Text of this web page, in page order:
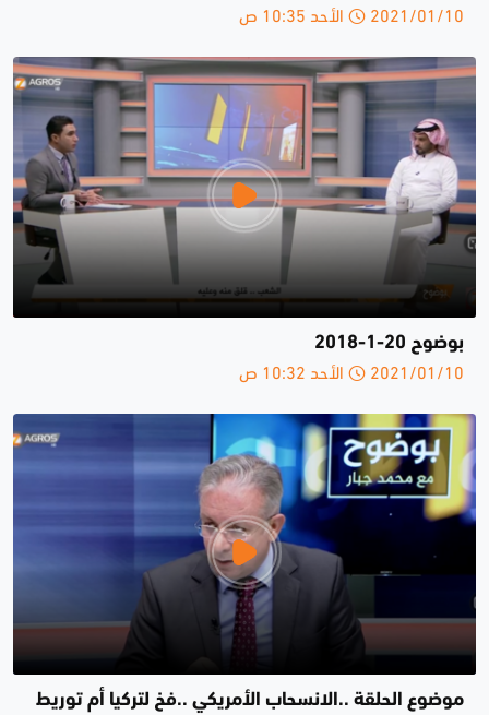
2021/01/10 الأحد 10:35 ص
بوضوح 20-1-2018
2021/01/10 الأحد 10:32 ص
موضوع الحلقة ..الانسحاب الأمريكي ..فخ لتركيا أم توريط